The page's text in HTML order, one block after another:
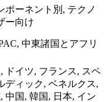
ポーネント別, テクノ
ー向け
中東諸国とアフリ
ドイツ, フランス, スペ
ディック, ベネルクス,
中国, 韓国, 日本, イン